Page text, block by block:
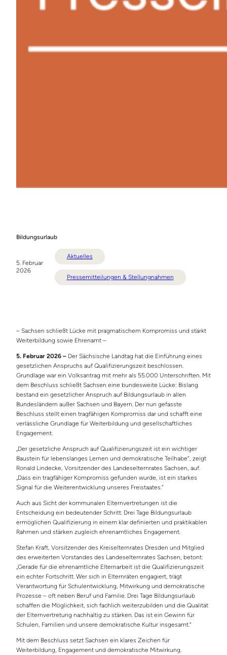
Bildungsurlaub
5. Februar
2026
Aktuelles
Pressemitteilungen & Stellungnahmen
– Sachsen schließt Lücke mit pragmatischem Kompromiss und stärkt
Weiterbildung sowie Ehrenamt –
5. Februar 2026 – Der Sächsische Landtag hat die Einführung eines
gesetzlichen Anspruchs auf Qualifizierungszeit beschlossen.
Grundlage war ein Volksantrag mit mehr als 55.000 Unterschriften. Mit
dem Beschluss schließt Sachsen eine bundesweite Lücke: Bislang
bestand ein gesetzlicher Anspruch auf Bildungsurlaub in allen
Bundesländern außer Sachsen und Bayern. Der nun gefasste
Beschluss stellt einen tragfähigen Kompromiss dar und schafft eine
verlässliche Grundlage für Weiterbildung und gesellschaftliches
Engagement.
„Der gesetzliche Anspruch auf Qualifizierungszeit ist ein wichtiger
Baustein für lebenslanges Lernen und demokratische Teilhabe“, zeigt
Ronald Lindecke, Vorsitzender des Landeselternrates Sachsen, auf.
„Dass ein tragfähiger Kompromiss gefunden wurde, ist ein starkes
Signal für die Weiterentwicklung unseres Freistaates.“
Auch aus Sicht der kommunalen Elternvertretungen ist die
Entscheidung ein bedeutender Schritt. Drei Tage Bildungsurlaub
ermöglichen Qualifizierung in einem klar definierten und praktikablen
Rahmen und stärken zugleich ehrenamtliches Engagement.
Stefan Kraft, Vorsitzender des Kreiselternrates Dresden und Mitglied
des erweiterten Vorstandes des Landeselternrates Sachsen, betont:
„Gerade für die ehrenamtliche Elternarbeit ist die Qualifizierungszeit
ein echter Fortschritt. Wer sich in Elternräten engagiert, trägt
Verantwortung für Schulentwicklung, Mitwirkung und demokratische
Prozesse – oft neben Beruf und Familie. Drei Tage Bildungsurlaub
schaffen die Möglichkeit, sich fachlich weiterzubilden und die Qualität
der Elternvertretung nachhaltig zu stärken. Das ist ein Gewinn für
Schulen, Familien und unsere demokratische Kultur insgesamt.“
Mit dem Beschluss setzt Sachsen ein klares Zeichen für
Weiterbildung, Engagement und demokratische Mitwirkung.